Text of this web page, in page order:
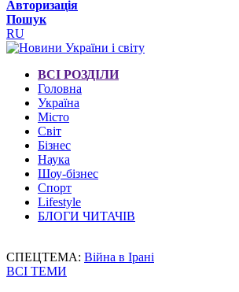
Авторизація
Пошук
RU
ВСІ РОЗДІЛИ
Головна
Україна
Місто
Світ
Бізнес
Наука
Шоу-бізнес
Спорт
Lifestyle
БЛОГИ ЧИТАЧІВ
СПЕЦТЕМА: Війна в Ірані
ВСІ ТЕМИ